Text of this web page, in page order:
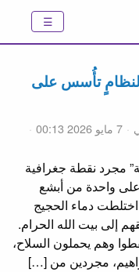
لنظامٍ تأُسس على
7 مايو 2026 00:13
“تنومة” مجرد نقطة جغرافية
واحدة من أبشع
دماء الحجيج
إلى بيت الله الحرام.
وهم يحملون السلاح،
مجردين من […]